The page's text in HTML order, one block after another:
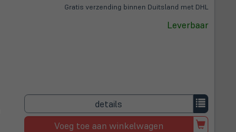
Gratis verzending binnen Duitsland met DHL
Leverbaar
details
Voeg toe aan winkelwagen